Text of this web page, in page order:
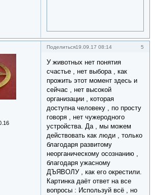
Поделиться 5
19.09.17 08:14
У животных нет понятия
счастье , нет выбора , как
прожить этот момент здесь и
сейчас , нет высокой
организации , которая
доступна человеку , по просту
говоря , нет чужеродного
устройства. Да , мы можем
действовать как люди , только
благодаря развитому
неорганическому осознанию ,
благодаря ужасному
ДЪЯВОЛУ , как его окрестили.
Картинка даёт ответ на все
вопросы : Используй всё , но